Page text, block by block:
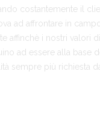
costantemente il
ad affrontare in
affinchè i nostri valori
ad essere alla base
sempre più richiesta